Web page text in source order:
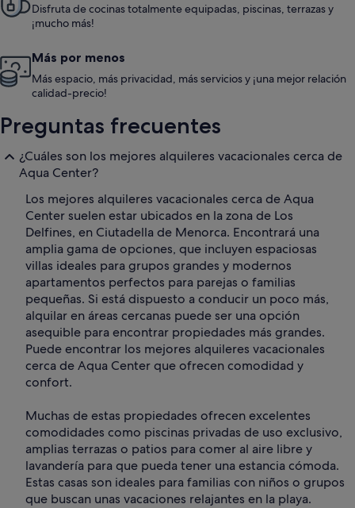
Disfruta de cocinas totalmente equipadas, piscinas, terrazas y
¡mucho más!
Más por menos
Más espacio, más privacidad, más servicios y ¡una mejor relación
calidad-precio!
Preguntas frecuentes
¿Cuáles son los mejores alquileres vacacionales cerca de
Aqua Center?
Los mejores alquileres vacacionales cerca de Aqua
Center suelen estar ubicados en la zona de Los
Delfines, en Ciutadella de Menorca. Encontrará una
amplia gama de opciones, que incluyen espaciosas
villas ideales para grupos grandes y modernos
apartamentos perfectos para parejas o familias
pequeñas. Si está dispuesto a conducir un poco más,
alquilar en áreas cercanas puede ser una opción
asequible para encontrar propiedades más grandes.
Puede encontrar los mejores alquileres vacacionales
cerca de Aqua Center que ofrecen comodidad y
confort.
Muchas de estas propiedades ofrecen excelentes
comodidades como piscinas privadas de uso exclusivo,
amplias terrazas o patios para comer al aire libre y
lavandería para que pueda tener una estancia cómoda.
Estas casas son ideales para familias con niños o grupos
que buscan unas vacaciones relajantes en la playa.